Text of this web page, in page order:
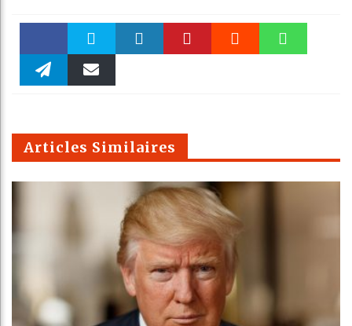
Faceboo Twitter
m
Articles Similaires